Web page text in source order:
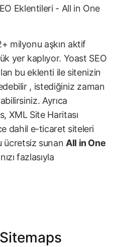
milyonu aşkın aktif
yer kaplıyor. Yoast SEO
bu eklenti ile sitenizin
, istediğiniz zaman
Ayrıca
XML Site Haritası
dahil e-ticaret siteleri
ücretsiz sunan All in One
fazlasıyla